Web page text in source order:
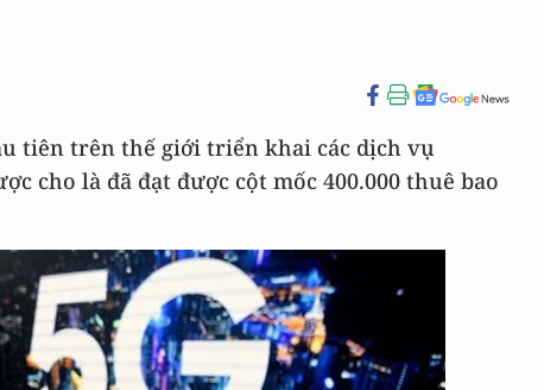
tiên trên thế giới triển khai các dịch vụ
cho là đã đạt được cột mốc 400.000 thuê bao